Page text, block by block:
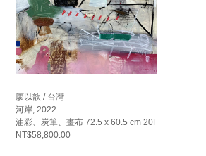
廖以歆 / 台灣
河岸, 2022
油彩、炭筆、畫布 72.5 x 60.5 cm 20F
NT$58,800.00